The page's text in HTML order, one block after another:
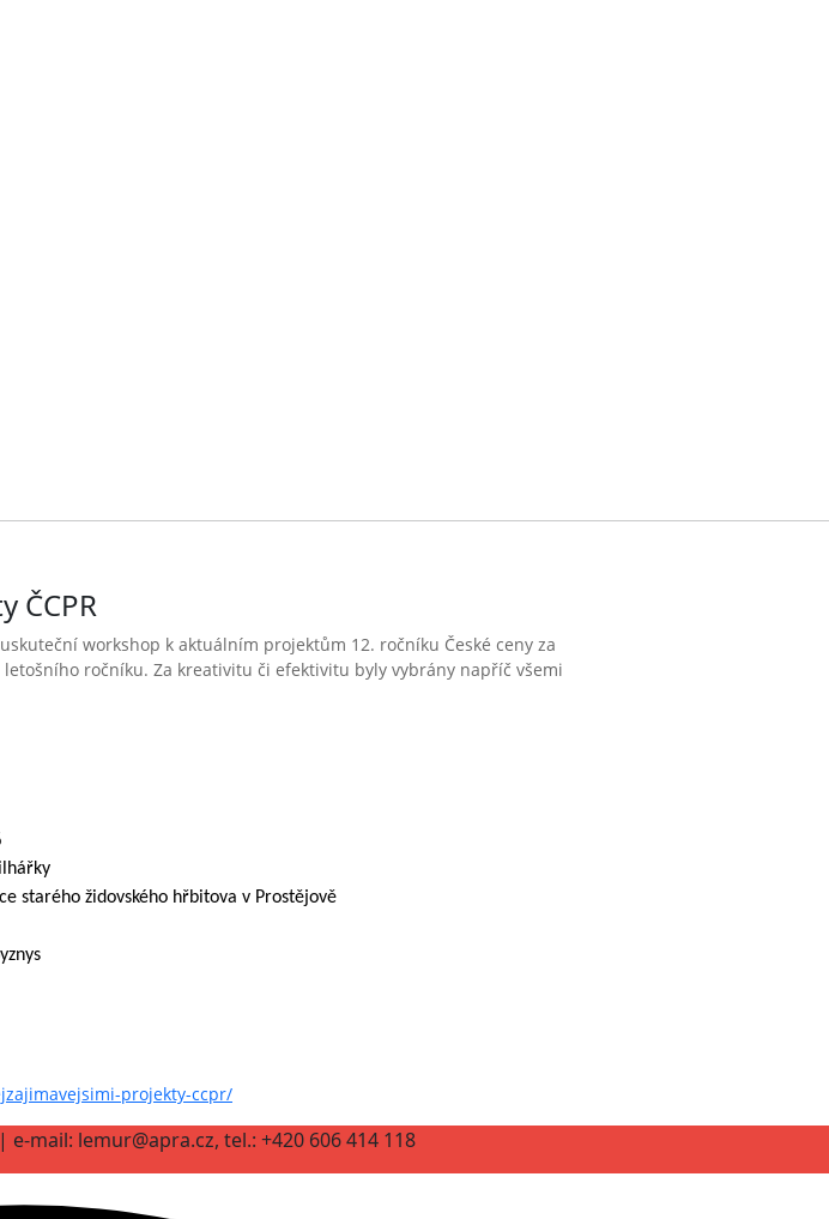
ČCPR
workshop k aktuálním projektům 12. ročníku České ceny za
ročníku. Za kreativitu či efektivitu byly vybrány napříč všemi
starého židovského hřbitova v Prostějově
projekty-ccpr/
mail: lemur@apra.cz, tel.: +420 606 414 118